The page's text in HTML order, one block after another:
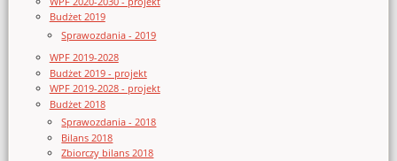
Budżet 2019
Sprawozdania - 2019
WPF 2019-2028
Budżet 2019 - projekt
WPF 2019-2028 - projekt
Budżet 2018
Sprawozdania - 2018
Bilans 2018
Zbiorczy bilans 2018